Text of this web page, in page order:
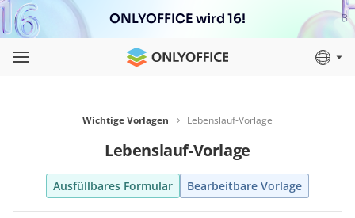
ONLYOFFICE wird 16!
Wichtige Vorlagen Lebenslauf-Vorlage
Lebenslauf-Vorlage
Ausfüllbares Formular Bearbeitbare Vorlage